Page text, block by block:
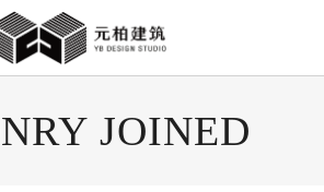
JOINED